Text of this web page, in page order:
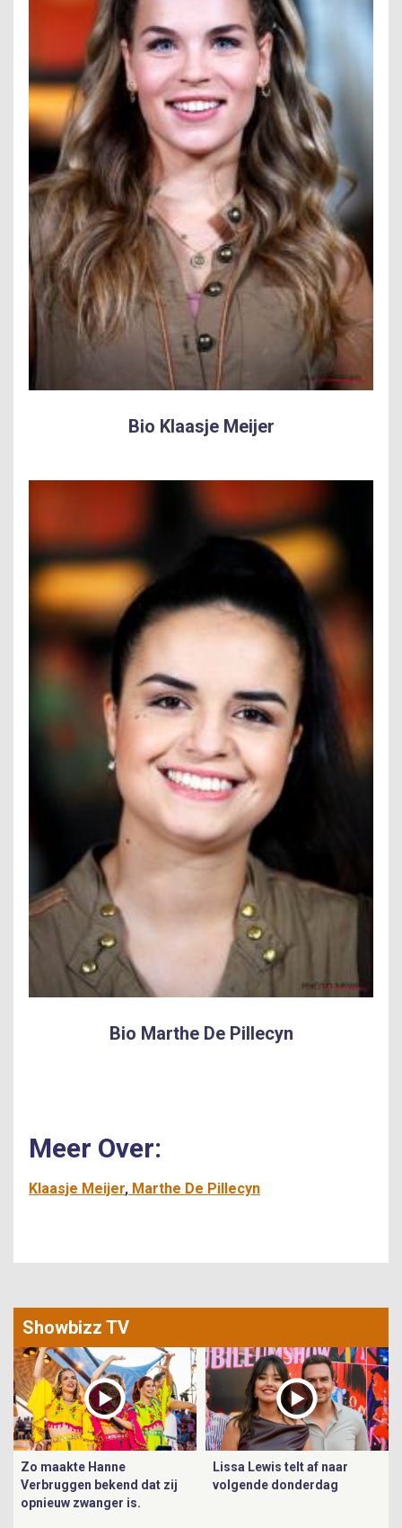
Bio Klaasje Meijer
Bio Marthe De Pillecyn
Meer Over:
Klaasje Meijer Marthe De Pillecyn
Showbizz TV
Zo maakte Hanne
Verbruggen bekend dat zij
opnieuw zwanger is.
Lissa Lewis telt af naar
volgende donderdag